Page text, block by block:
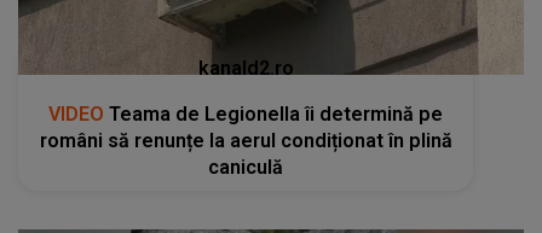
kanald2.ro
VIDEO Teama de Legionella îi determină pe
români să renunțe la aerul condiționat în plină
caniculă